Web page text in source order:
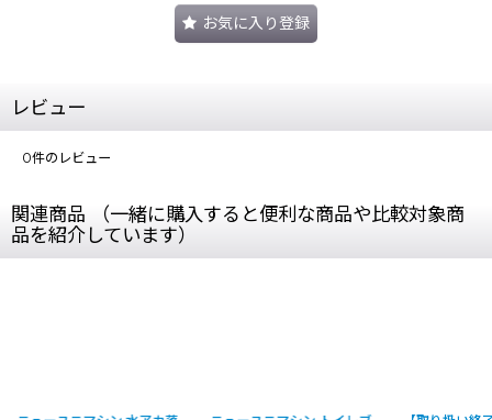
お気に入り登録
レビュー
0件のレビュー
関連商品 （一緒に購入すると便利な商品や比較対象商
品を紹介しています）